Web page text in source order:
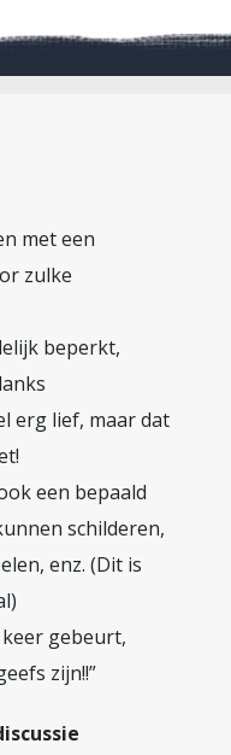
met een
zulke
beperkt,
erg lief, maar dat
een bepaald
schilderen,
enz. (Dit is
gebeurt,
zijn!!”